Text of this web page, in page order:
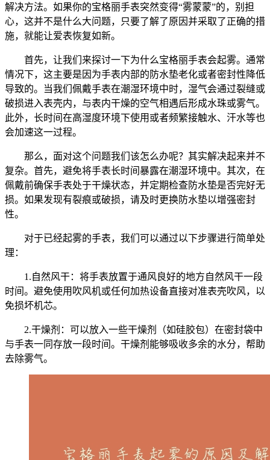
解决方法。如果你的宝格丽手表突然变得“雾蒙蒙”的，别担
心，这并不是什么大问题，只要了解了原因并采取了正确的措
施，就能让爱表恢复如新。
首先，让我们来探讨一下为什么宝格丽手表会起雾。通常
情况下，这主要是因为手表内部的防水垫老化或者密封性降低
导致的。当我们佩戴手表在潮湿环境中时，湿气会通过裂缝或
破损进入表壳内，与表内干燥的空气相遇后形成水珠或雾气。
此外，长时间在高湿度环境下使用或者频繁接触水、汗水等也
会加速这一过程。
那么，面对这个问题我们该怎么办呢？其实解决起来并不
复杂。首先，避免将手表长时间暴露在潮湿环境中。其次，在
佩戴前确保手表处于干燥状态，并定期检查防水垫是否完好无
损。如果发现有裂痕或破损，请及时更换防水垫以增强密封
性。
对于已经起雾的手表，我们可以通过以下步骤进行简单处
理：
1.自然风干：将手表放置于通风良好的地方自然风干一段
时间。避免使用吹风机或任何加热设备直接对准表壳吹风，以
免损坏机芯。
2.干燥剂：可以放入一些干燥剂（如硅胶包）在密封袋中
与手表一同存放一段时间。干燥剂能够吸收多余的水分，帮助
去除雾气。